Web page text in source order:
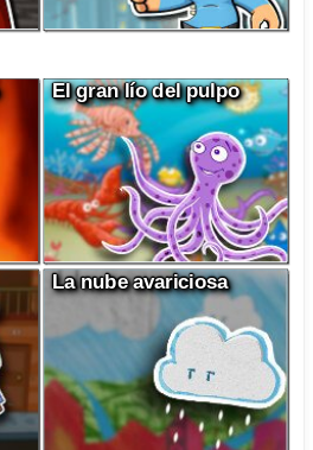
El gran lío del pulpo
La nube avariciosa